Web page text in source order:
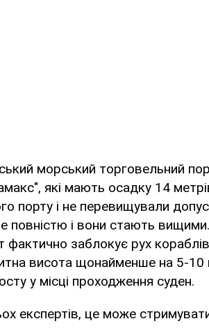
морський торговельний
які мають осадку 14
порту і не перевищували
повністю і вони стають
фактично заблокує рух
висота щонайменше на 5-
у місці проходження суден.
експертів, це може